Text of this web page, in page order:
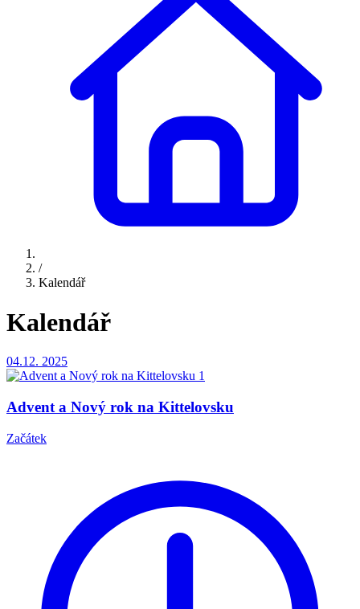
/
Kalendář
Kalendář
04.12. 2025
Advent a Nový rok na Kittelovsku
Začátek